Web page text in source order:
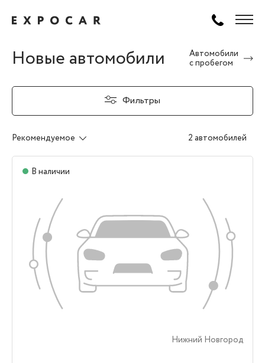
Новые автомобили
Автомобили
с пробегом
Фильтры
Рекомендуемое 2 автомобилей
В наличии
Нижний Новгород